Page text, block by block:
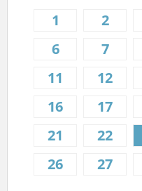
1 2
6
7
11
12
16
17
21
22
26
27